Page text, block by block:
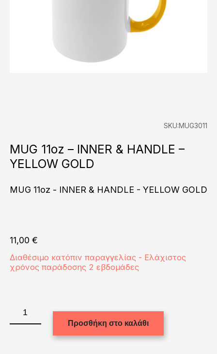
SKU:MUG3011
MUG 11oz – INNER & HANDLE –
YELLOW GOLD
MUG 11oz - INNER & HANDLE - YELLOW GOLD
11,00 €
Διαθέσιμο κατόπιν παραγγελίας - Ελάχιστος
χρόνος παράδοσης 2 εβδομάδες
11oz
-
Προσθήκη στο καλάθι